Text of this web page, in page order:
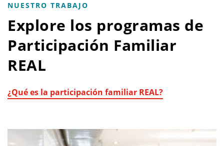
NUESTRO TRABAJO
Explore los programas de
Participación Familiar
REAL
¿Qué es la participación familiar REAL?